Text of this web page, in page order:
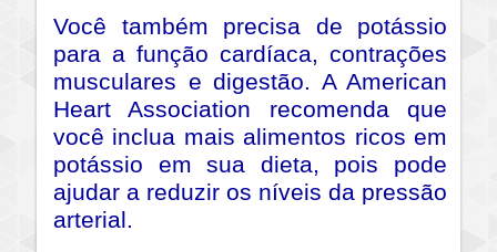
Você também precisa de potássio
para a função cardíaca, contrações
musculares e digestão. A American
Heart Association recomenda que
você inclua mais alimentos ricos em
potássio em sua dieta, pois pode
ajudar a reduzir os níveis da pressão
arterial.